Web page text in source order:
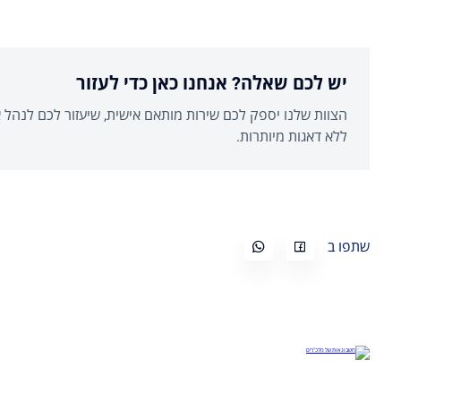
יש לכם שאלה? אנחנו כאן כדי לעזור
הצוות שלנו יספק לכם שירות מותאם אישית, שיעזור לכם
ללא דאגות מיותרות.
שתפו ב